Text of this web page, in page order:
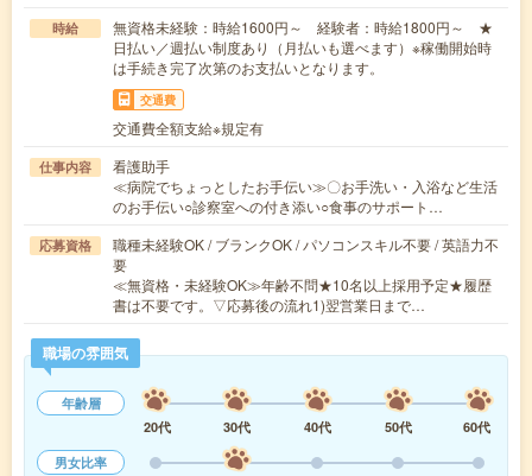
時給
無資格未経験：時給1600円～ 経験者：時給1800円～ ★
日払い／週払い制度あり（月払いも選べます）※稼働開始時
は手続き完了次第のお支払いとなります。
交通費
交通費全額支給※規定有
仕事内容
看護助手
≪病院でちょっとしたお手伝い≫〇お手洗い・入浴など生活
のお手伝い○診察室への付き添い○食事のサポート…
応募資格
職種未経験OK / ブランクOK / パソコンスキル不要 / 英語力不
要
≪無資格・未経験OK≫年齢不問★10名以上採用予定★履歴
書は不要です。▽応募後の流れ1)翌営業日まで…
職場の雰囲気
年齢層
20代
30代 40代 50代
60代
男女比率